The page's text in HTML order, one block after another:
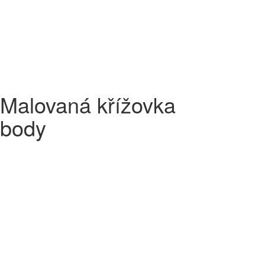
Malovaná křížovka
body